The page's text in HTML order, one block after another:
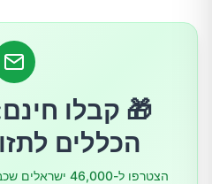
הכללים
הצטרפו ל-46,000